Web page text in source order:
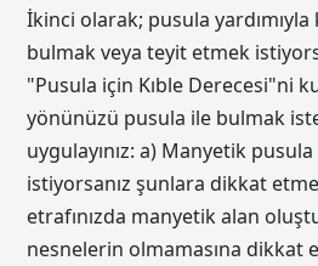
İkinci olarak; pusula
bulmak veya teyit etmek
"Pusula için Kıble Derecesi"ni
yönünüzü pusula ile bulmak
uygulayınız: a) Manyetik
istiyorsanız şunlara dikkat
etrafınızda manyetik alan
nesnelerin olmamasına dikkat